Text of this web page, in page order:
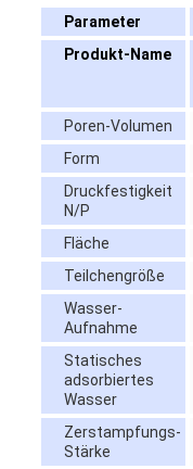
Parameter
Produkt-Name
Poren-Volumen
Form
Druckfestigkeit
N/P
Fläche
Teilchengröße
Wasser-
Aufnahme
Statisches
adsorbiertes
Wasser
Zerstampfungs-
Stärke